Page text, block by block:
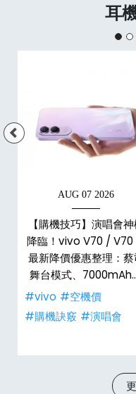
耳
AUG 07 2026
【購機技巧】演唱會
降臨！vivo V70 / V70
最新降價優惠整理：蔡
舞台模式、7000mAh
電量，空機推薦哪裡買低
價？
#vivo #空機價
#購機訣竅 #演唱會